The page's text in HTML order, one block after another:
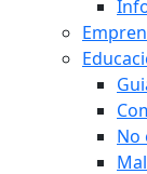
No